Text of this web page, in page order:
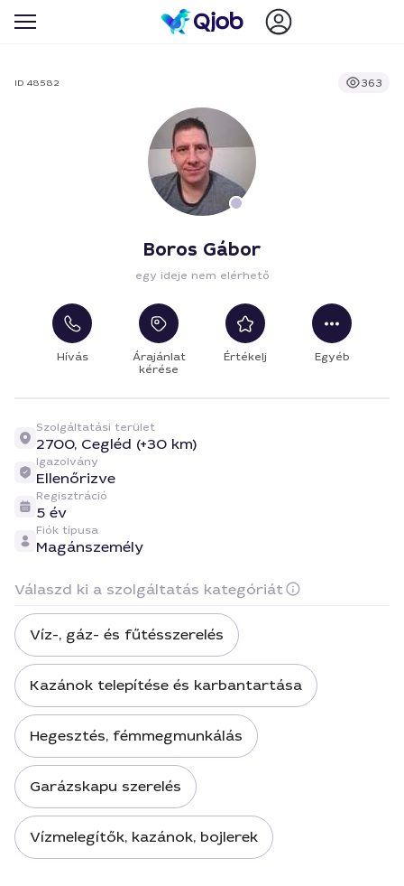
ID 48582 363
Boros Gábor
egy ideje nem elérhető
Hívás
Árajánlat
kérése
Értékelj Egyéb
Szolgáltatási terület
2700, Cegléd (+30 km)
Igazolvány
Ellenőrizve
Regisztráció
5 év
Fiók típusa
Magánszemély
Válaszd ki a szolgáltatás kategóriát
Víz-, gáz- és fűtésszerelés
Kazánok telepítése és karbantartása
Hegesztés, fémmegmunkálás
Garázskapu szerelés
Vízmelegítők, kazánok, bojlerek